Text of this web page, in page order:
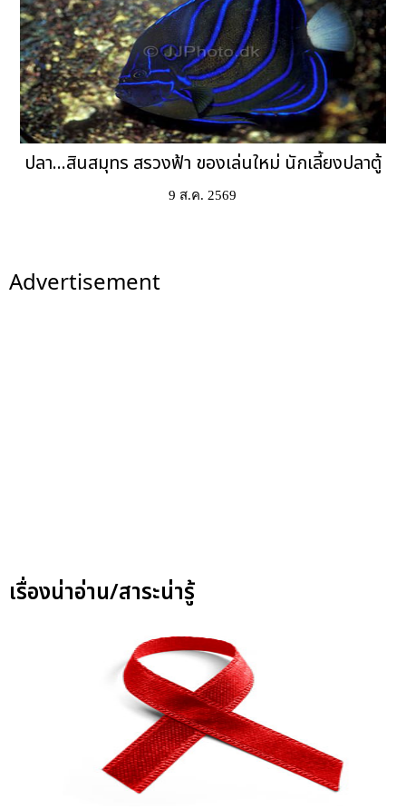
ปลา...สินสมุทร สรวงฟ้า ของเล่นใหม่ นักเลี้ยงปลาตู้
9 ส.ค. 2569
Advertisement
เรื่องน่าอ่าน/สาระน่ารู้